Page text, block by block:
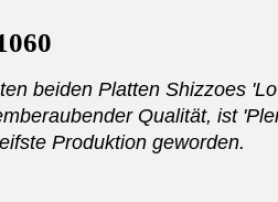
beiden Platten Shizzoes
Qualität, ist
Produktion geworden.